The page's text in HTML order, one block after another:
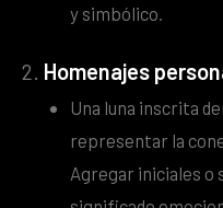
y simbólico.
Homenajes
Una luna inscrita
representar la
Agregar iniciales o